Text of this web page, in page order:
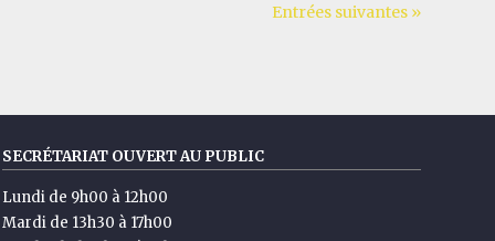
Entrées suivantes »
SECRÉTARIAT OUVERT AU PUBLIC
Lundi de 9h00 à 12h00
Mardi de 13h30 à 17h00